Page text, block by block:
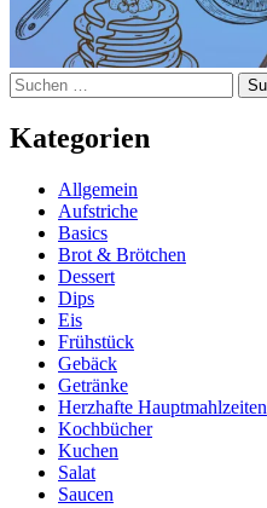
Suchen
nach:
Kategorien
Allgemein
Aufstriche
Basics
Brot & Brötchen
Dessert
Dips
Eis
Frühstück
Gebäck
Getränke
Herzhafte Hauptmahlzeiten
Kochbücher
Kuchen
Salat
Saucen